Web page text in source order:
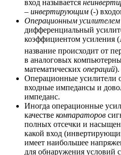
вход называется
– инвертирующим (-)
Операционным усилителем
дифференциальный
коэффициентом усиления
название происходит от
в аналоговых
математических операций).
Операционные усилители
входные импедансы и
импеданс.
Иногда операционные
качестве компараторов
полных отсечки и
какой вход
имеет наибольшее
для обнаружения условий